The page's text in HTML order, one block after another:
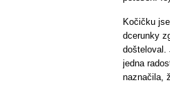
Kočičku
dcerunky
došteloval.
jedna
naznačila,